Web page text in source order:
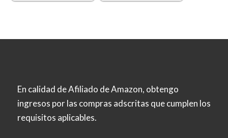
En calidad de Afiliado de Amazon, obtengo
ingresos por las compras adscritas que cumplen los
requisitos aplicables.